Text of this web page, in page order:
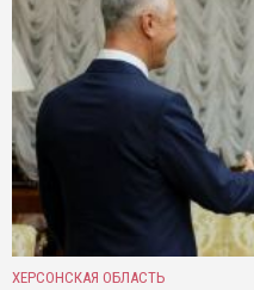
ХЕРСОНСКАЯ ОБЛАСТЬ